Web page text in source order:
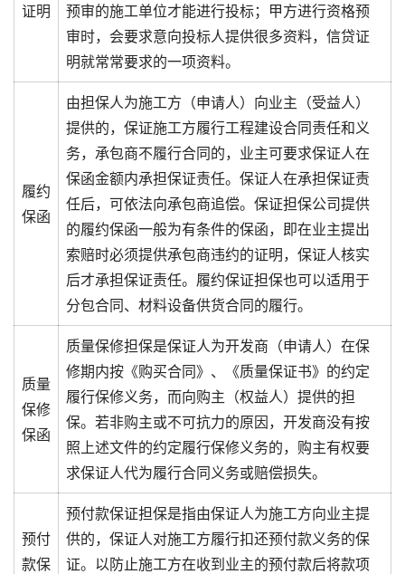
证明
预审的施工单位才能进行投标；甲方进行资格预
审时，会要求意向投标人提供很多资料，信贷证
明就常常要求的一项资料。
履约
保函
由担保人为施工方（申请人）向业主（受益人）
提供的，保证施工方履行工程建设合同责任和义
务，承包商不履行合同的，业主可要求保证人在
保函金额内承担保证责任。保证人在承担保证责
任后，可依法向承包商追偿。保证担保公司提供
的履约保函一般为有条件的保函，即在业主提出
索赔时必须提供承包商违约的证明，保证人核实
后才承担保证责任。履约保证担保也可以适用于
分包合同、材料设备供货合同的履行。
质量
保修
保函
质量保修担保是保证人为开发商（申请人）在保
修期内按《购买合同》、《质量保证书》的约定
履行保修义务，而向购主（权益人）提供的担
保。若非购主或不可抗力的原因，开发商没有按
照上述文件的约定履行保修义务的，购主有权要
求保证人代为履行合同义务或赔偿损失。
预付
款保
预付款保证担保是指由保证人为施工方向业主提
供的，保证人对施工方履行扣还预付款义务的保
证。以防止施工方在收到业主的预付款后将款项